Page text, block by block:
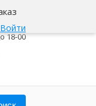
Войти
18-00